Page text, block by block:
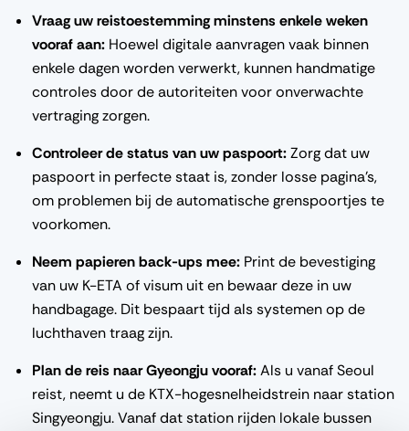
Vraag uw reistoestemming minstens enkele weken
vooraf aan: Hoewel digitale aanvragen vaak binnen
enkele dagen worden verwerkt, kunnen handmatige
controles door de autoriteiten voor onverwachte
vertraging zorgen.
Controleer de status van uw paspoort:Zorg dat uw
paspoort in perfecte staat is, zonder losse pagina's,
om problemen bij de automatische grenspoortjes te
voorkomen.
Neem papieren back-ups mee: Print de bevestiging
van uw K-ETA of visum uit en bewaar deze in uw
handbagage. Dit bespaart tijd als systemen op de
luchthaven traag zijn.
Plan de reis naar Gyeongju vooraf:Als u vanaf Seoul
reist, neemt u de KTX-hogesnelheidstrein naar station
Singyeongju. Vanaf dat station rijden lokale bussen